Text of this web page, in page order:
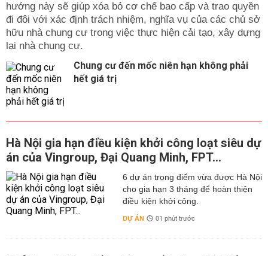
hướng này sẽ giúp xóa bỏ cơ chế bao cấp và trao quyền
đi đôi với xác định trách nhiệm, nghĩa vụ của các chủ sở
hữu nhà chung cư trong việc thực hiện cải tạo, xây dựng
lại nhà chung cư.
Chung cư đến mốc niên hạn không phải
hết giá trị
Hà Nội gia hạn điều kiện khởi công loạt siêu dự
án của Vingroup, Đại Quang Minh, FPT...
6 dự án trọng điểm vừa được Hà Nội
cho gia hạn 3 tháng để hoàn thiện
điều kiện khởi công.
DỰ ÁN 01 phút trước